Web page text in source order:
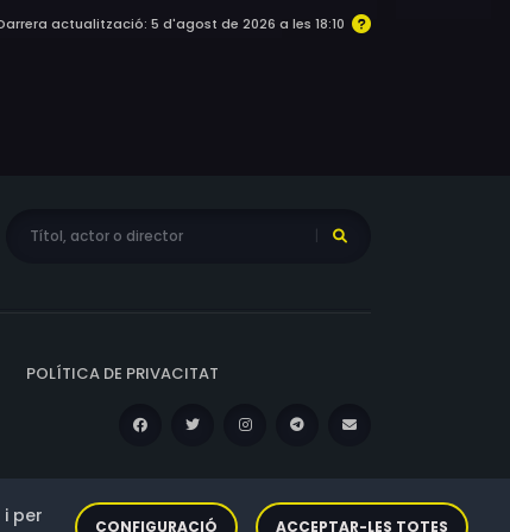
actualització: 5 d'agost de 2026 a les 18:10
POLÍTICA DE PRIVACITAT
per
CONFIGURACIÓ ACCEPTAR-LES TOTES